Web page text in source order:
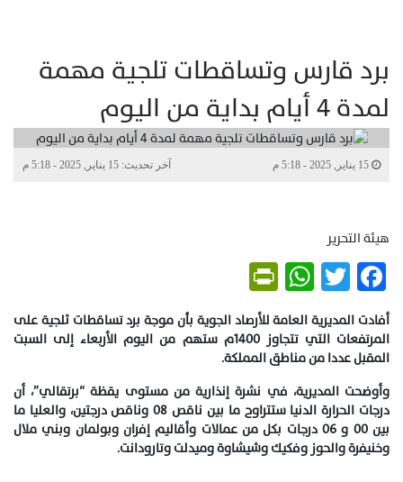
برد قارس وتساقطات تلجية مهمة
لمدة 4 أيام بداية من اليوم
آخر تحديث: 15 يناير, 2025 - 5:18 م
هيئة التحرير
Facebook
Twitter
WhatsApp
أفادت المديرية العامة للأرصاد الجوية بأن موجة برد تساقطات ثلجية على
المرتفعات التي تتجاوز 1400م ستهم من اليوم الأربعاء إلى السبت
المقبل عددا من مناطق المملكة.
وأوضحت المديرية، في نشرة إنذارية من مستوى يقظة “برتقالي”، أن
درجات الحرارة الدنيا ستتراوح ما بين ناقص 08 وناقص درجتين، والعليا ما
بين 00 و 06 درجات بكل من عمالات وأقاليم إفران وبولمان وبني ملال
وخنيفرة والحوز وفكيك وشيشاوة وميدلت وتارودانت.